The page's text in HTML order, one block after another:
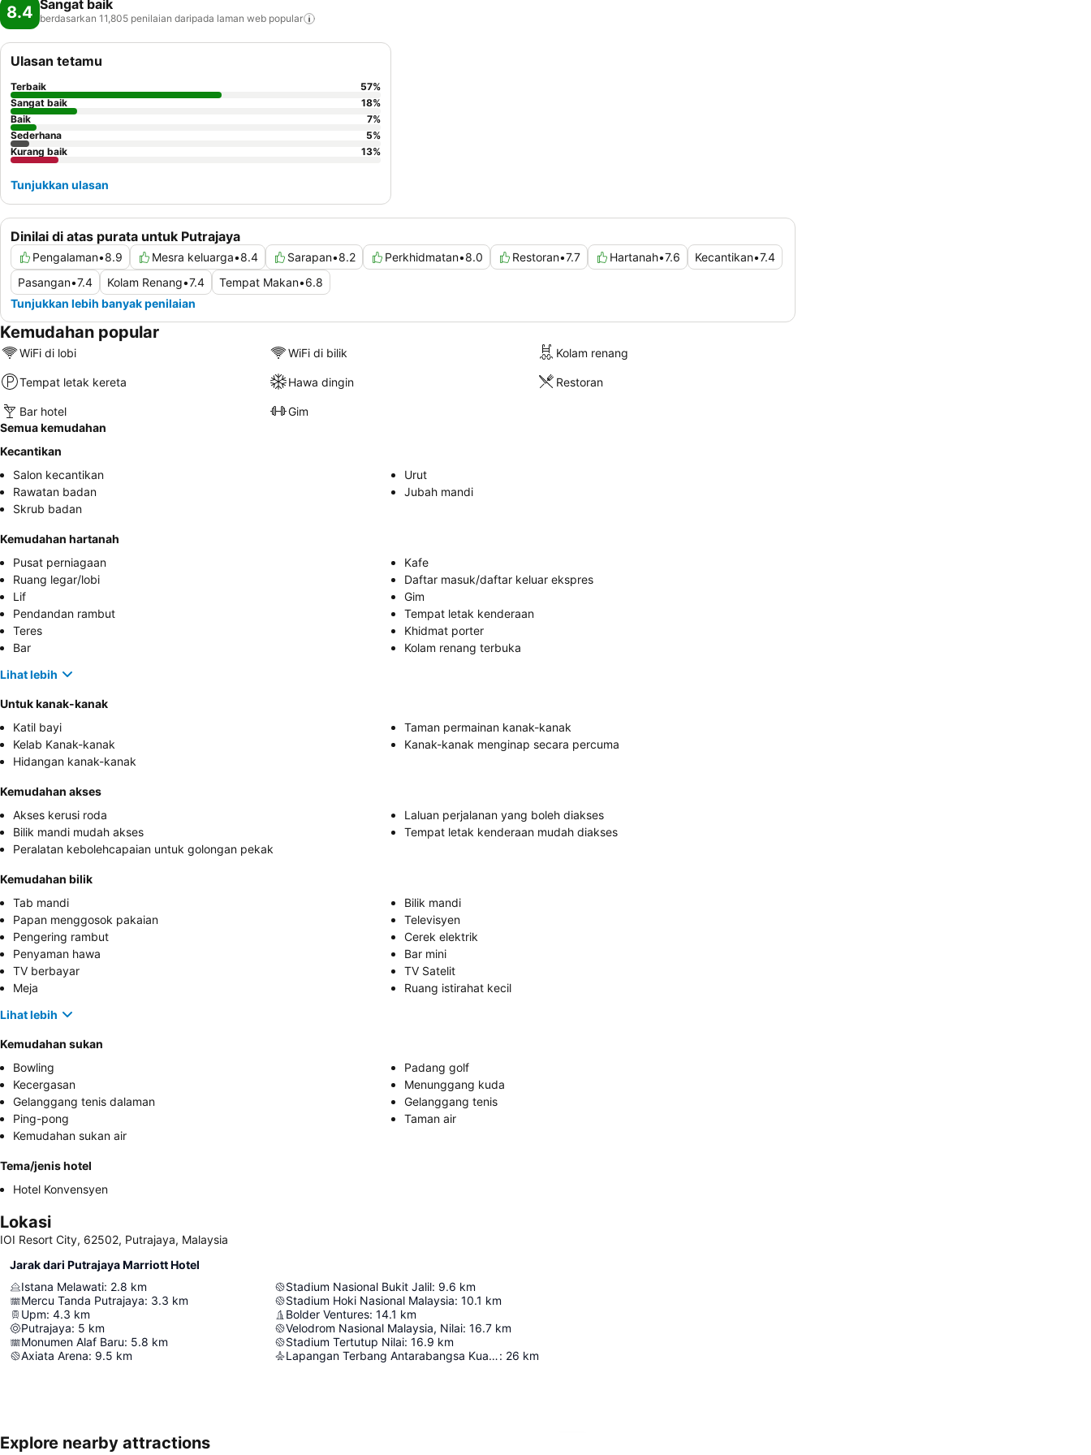
8.4 Sangat baik
berdasarkan 11,805 penilaian daripada laman web popular
Dinilai di atas purata untuk Putrajaya
Pengalaman•8.9 Mesra keluarga•8.4 Sarapan•8.2 Perkhidmatan•8.0 Restoran•7.7 Hartanah•7.6 Kecantikan•7.4
Pasangan•7.4 Kolam Renang•7.4 Tempat Makan•6.8
Tunjukkan lebih banyak penilaian
Ulasan tetamu
Terbaik 57%
Sangat baik
18%
Baik
7%
Sederhana
5%
Kurang baik
13%
Tunjukkan ulasan
Kemudahan popular
WiFi di lobi WiFi di bilik Kolam renang
Tempat letak kereta Hawa dingin Restoran
Bar hotel
Gim
Semua kemudahan
Kecantikan
Salon kecantikan
Urut
Rawatan badan
Jubah mandi
Skrub badan
Kemudahan hartanah
Pusat perniagaan
Kafe
Ruang legar/lobi
Daftar masuk/daftar keluar ekspres
Lif
Gim
Pendandan rambut
Tempat letak kenderaan
Teres
Khidmat porter
Bar
Kolam renang terbuka
Lihat lebih
Untuk kanak-kanak
Katil bayi
Taman permainan kanak-kanak
Kelab Kanak-kanak
Kanak-kanak menginap secara percuma
Hidangan kanak-kanak
Kemudahan akses
Akses kerusi roda
Laluan perjalanan yang boleh diakses
Bilik mandi mudah akses
Tempat letak kenderaan mudah diakses
Peralatan kebolehcapaian untuk golongan pekak
Kemudahan bilik
Tab mandi
Bilik mandi
Papan menggosok pakaian
Televisyen
Pengering rambut
Cerek elektrik
Penyaman hawa
Bar mini
TV berbayar
TV Satelit
Meja
Ruang istirahat kecil
Lihat lebih
Kemudahan sukan
Bowling
Padang golf
Kecergasan
Menunggang kuda
Gelanggang tenis dalaman
Gelanggang tenis
Ping-pong
Taman air
Kemudahan sukan air
Tema/jenis hotel
Hotel Konvensyen
Lokasi
IOI Resort City, 62502, Putrajaya, Malaysia
Jarak dari Putrajaya Marriott Hotel
Istana Melawati: 2.8 km
Mercu Tanda Putrajaya: 3.3 km
Upm: 4.3 km
Putrajaya: 5 km
Monumen Alaf Baru: 5.8 km
Axiata Arena: 9.5 km
Stadium Nasional Bukit Jalil: 9.6 km
Stadium Hoki Nasional Malaysia: 10.1 km
Bolder Ventures: 14.1 km
Velodrom Nasional Malaysia, Nilai: 16.7 km
Stadium Tertutup Nilai: 16.9 km
Lapangan Terbang Antarabangsa Kuala Lumpur: 26 km
Explore nearby attractions